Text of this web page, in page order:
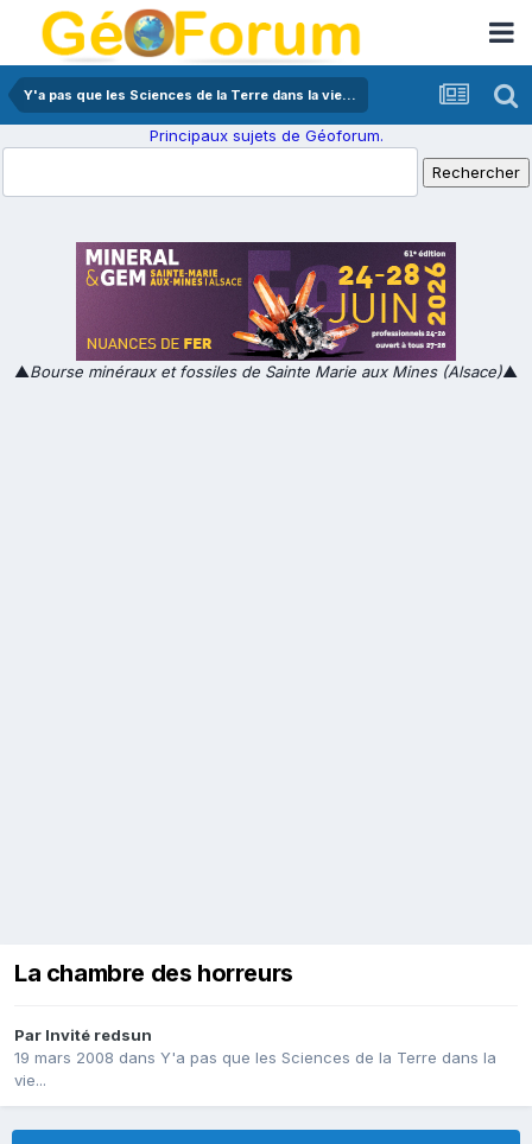
Y'a pas que les Sciences de la Terre dans la vie...
Principaux sujets de Géoforum.
▲Bourse minéraux et fossiles de Sainte Marie aux Mines (Alsace)▲
La chambre des horreurs
Par Invité redsun
19 mars 2008 dans Y'a pas que les Sciences de la Terre dans la
vie...